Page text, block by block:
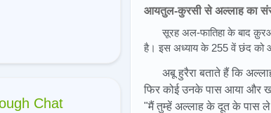
Chat
आयतुल-कुरसी से अल्लाह का
सूरह अल-फातिहा के बाद
है। इस अध्याय के 255 वें छंद को
अबू हुरैरा बताते हैं कि
फिर कोई उनके पास आया और
"मैं तुम्हें अल्लाह के दूत के पास ले